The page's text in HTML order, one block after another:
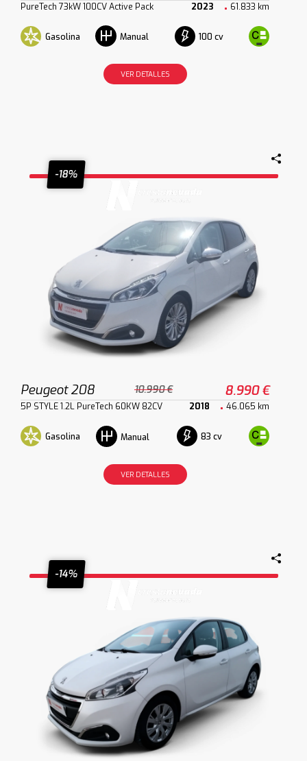
PureTech 73kW 100CV Active Pack 2023 61.833 km
Gasolina Manual 100 cv
VER DETALLES
-18%
Peugeot 208 10.990 € 8.990 €
5P STYLE 1.2L PureTech 60KW 82CV 2018 46.065 km
Gasolina Manual 83 cv
VER DETALLES
-14%